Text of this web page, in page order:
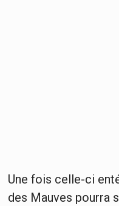
Une fois celle-ci
des Mauves pourra